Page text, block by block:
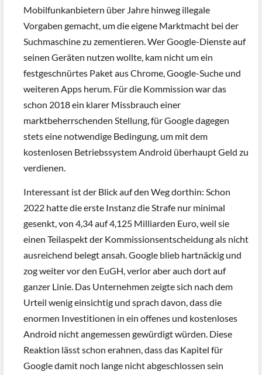
Mobilfunkanbietern über Jahre hinweg illegale
Vorgaben gemacht, um die eigene Marktmacht bei der
Suchmaschine zu zementieren. Wer Google-Dienste auf
seinen Geräten nutzen wollte, kam nicht um ein
festgeschnürtes Paket aus Chrome, Google-Suche und
weiteren Apps herum. Für die Kommission war das
schon 2018 ein klarer Missbrauch einer
marktbeherrschenden Stellung, für Google dagegen
stets eine notwendige Bedingung, um mit dem
kostenlosen Betriebssystem Android überhaupt Geld zu
verdienen.
Interessant ist der Blick auf den Weg dorthin: Schon
2022 hatte die erste Instanz die Strafe nur minimal
gesenkt, von 4,34 auf 4,125 Milliarden Euro, weil sie
einen Teilaspekt der Kommissionsentscheidung als nicht
ausreichend belegt ansah. Google blieb hartnäckig und
zog weiter vor den EuGH, verlor aber auch dort auf
ganzer Linie. Das Unternehmen zeigte sich nach dem
Urteil wenig einsichtig und sprach davon, dass die
enormen Investitionen in ein offenes und kostenloses
Android nicht angemessen gewürdigt würden. Diese
Reaktion lässt schon erahnen, dass das Kapitel für
Google damit noch lange nicht abgeschlossen sein